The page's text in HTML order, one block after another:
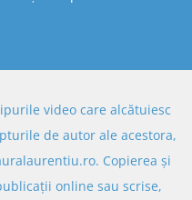
video care alcătuiesc
de autor ale acestora,
Copierea și
online sau scrise,